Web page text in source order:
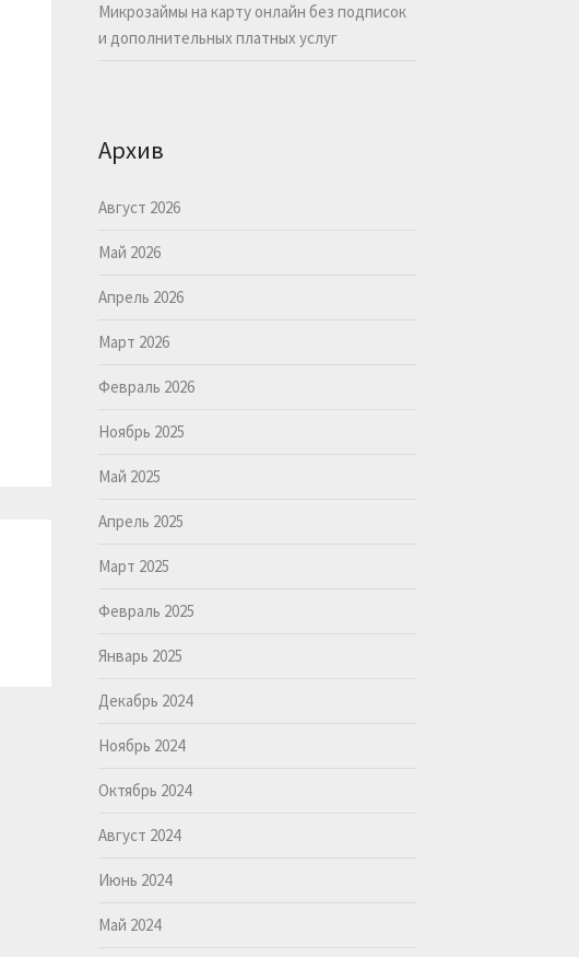
Микрозаймы на карту онлайн без подписок
и дополнительных платных услуг
Архив
Август 2026
Май 2026
Апрель 2026
Март 2026
Февраль 2026
Ноябрь 2025
Май 2025
Апрель 2025
Март 2025
Февраль 2025
Январь 2025
Декабрь 2024
Ноябрь 2024
Октябрь 2024
Август 2024
Июнь 2024
Май 2024